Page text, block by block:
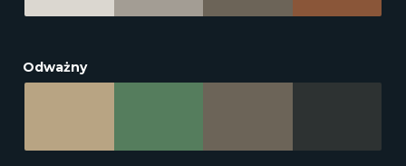
Odważny